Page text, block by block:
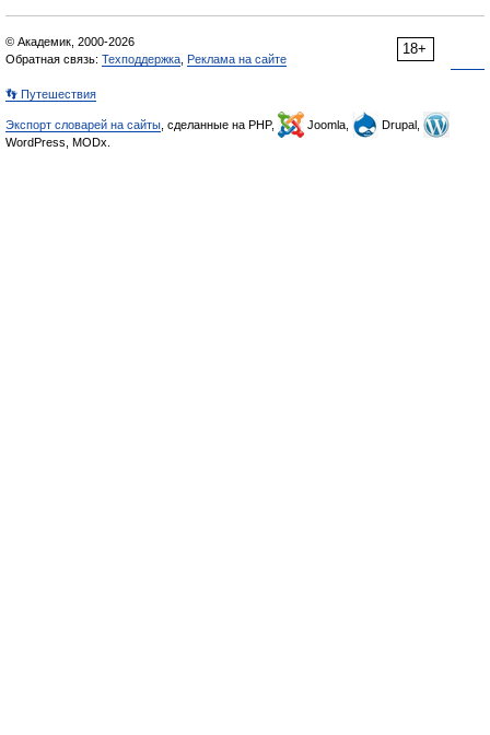
18+
© Академик, 2000-2026
Обратная связь: Техподдержка Реклама на сайте
👣 Путешествия
Экспорт словарей на сайты , сделанные на PHP, Joomla,
Drupal,
WordPress, MODx.